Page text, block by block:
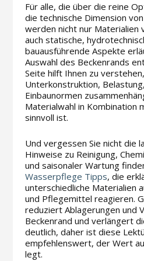
Für alle, die über die reine
die technische Dimension
werden nicht nur Materialien
auch statische,
bauausführende Aspekte
Auswahl des Beckenrands
Seite hilft Ihnen zu
Unterkonstruktion,
Einbaunormen
Materialwahl in Kombination
sinnvoll ist.
Und vergessen Sie nicht die
Hinweise zu Reinigung,
und saisonaler Wartung
Wasserpflege Tipps, die
unterschiedliche Materialien
und Pflegemittel reagieren.
reduziert Ablagerungen und
Beckenrand und verlängert
deutlich, daher ist diese
empfehlenswert, der Wert
legt.